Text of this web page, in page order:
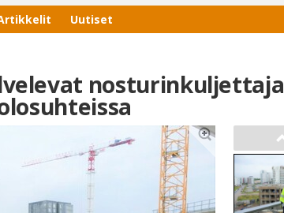
Uutiset
nosturinkuljettaja